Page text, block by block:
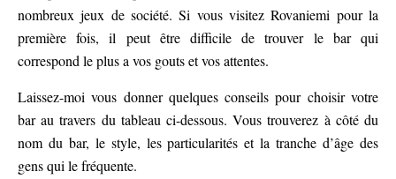
nombreux jeux de société. Si vous visitez Rovaniemi pour la
première fois, il peut être difficile de trouver le bar qui
correspond le plus a vos gouts et vos attentes.
Laissez-moi vous donner quelques conseils pour choisir votre
bar au travers du tableau ci-dessous. Vous trouverez à côté du
nom du bar, le style, les particularités et la tranche d’âge des
gens qui le fréquente.